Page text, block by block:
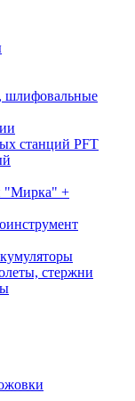
шлифовальные
станций PFT
"Мирка" +
стержни